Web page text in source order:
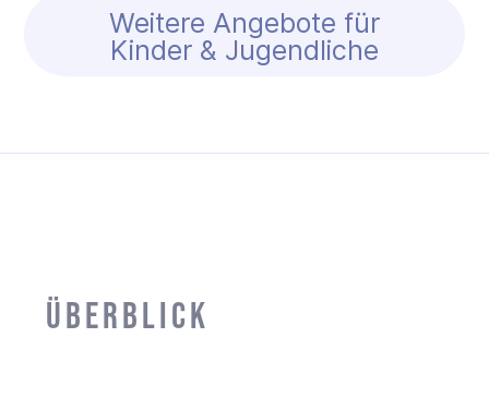
Weitere Angebote für
Kinder & Jugendliche
Überblick